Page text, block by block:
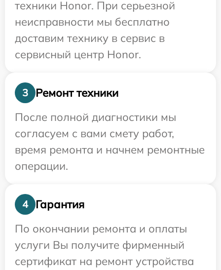
техники Honor. При серьезной
неисправности мы бесплатно
доставим технику в сервис в
сервисный центр Honor.
3
Ремонт техники
После полной диагностики мы
согласуем с вами смету работ,
время ремонта и начнем ремонтные
операции.
4
Гарантия
По окончании ремонта и оплаты
услуги Вы получите фирменный
сертификат на ремонт устройства